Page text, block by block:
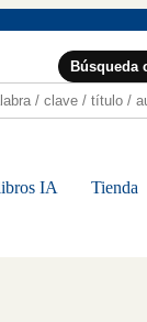
Búsqueda
IA Tienda